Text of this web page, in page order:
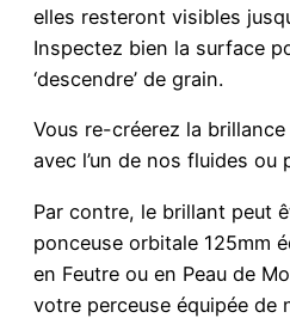
elles resteront visibles
Inspectez bien la surface
‘descendre’ de grain.
Vous re-créerez la
avec l’un de nos fluides ou
Par contre, le brillant peut
ponceuse orbitale 125mm
en Feutre ou en Peau de
votre perceuse équipée